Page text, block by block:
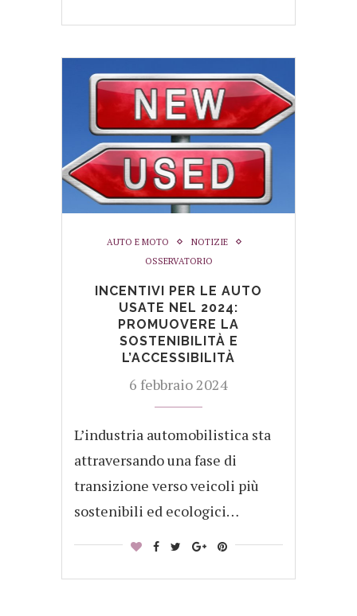
AUTO E MOTO
NOTIZIE
OSSERVATORIO
INCENTIVI PER LE AUTO
USATE NEL 2024:
PROMUOVERE LA
SOSTENIBILITÀ E
L’ACCESSIBILITÀ
6 febbraio 2024
L’industria automobilistica sta
attraversando una fase di
transizione verso veicoli più
sostenibili ed ecologici…